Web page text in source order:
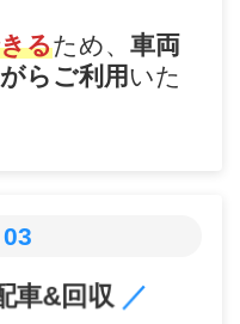
るため、 車両
らご利用いた
03
車&回収 ／